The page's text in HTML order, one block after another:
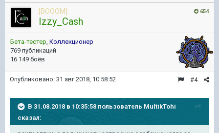
654
[BOOOM]
Izzy_Cash
Бета-тестер, Коллекционер
769 публикаций
16 149 боёв
#4
Опубликовано: 31 авг 2018, 10:58:52
В 31.08.2018 в 10:35:58 пользователь MultikTohi
сказал: